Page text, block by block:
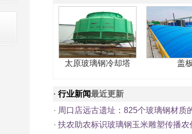
太原玻璃钢冷却塔 盖板
· 行业新闻最近更新
· 周口店远古遗址：825个玻璃钢材质
· 扶农助农标识玻璃钢玉米雕塑传播农